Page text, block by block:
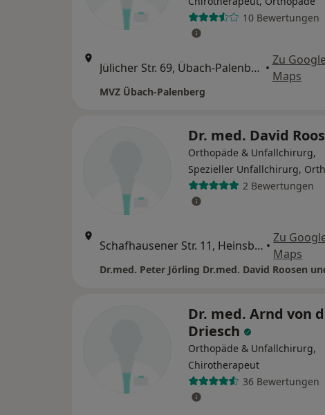
10 Bewertungen
Jülicher Str. 69, Übach-Palenberg •
Zu Google
Maps
MVZ Übach-Palenberg
Dr. med. David
Orthopäde & Unfallchirurg,
Spezieller Unfallchirurg,
2 Bewertungen
Schafhausener Str. 11, Heinsberg •
Zu
Maps
Dr. med. Arnd von
Driesch
Orthopäde & Unfallchirurg,
Chirotherapeut
36 Bewertungen